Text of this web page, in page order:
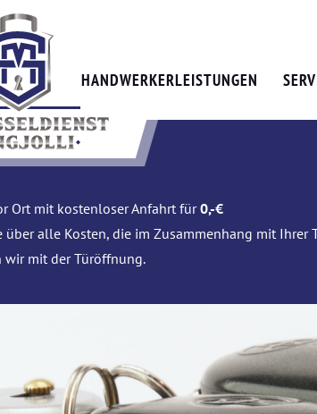
HANDWERKERLEISTUNGEN
Ort mit kostenloser Anfahrt für0,-€
über alle Kosten, die im Zusammenhang mit Ihrer
wir mit der Türöffnung.